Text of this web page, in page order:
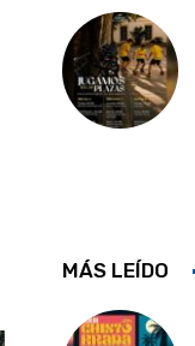
MÁS LEÍDO